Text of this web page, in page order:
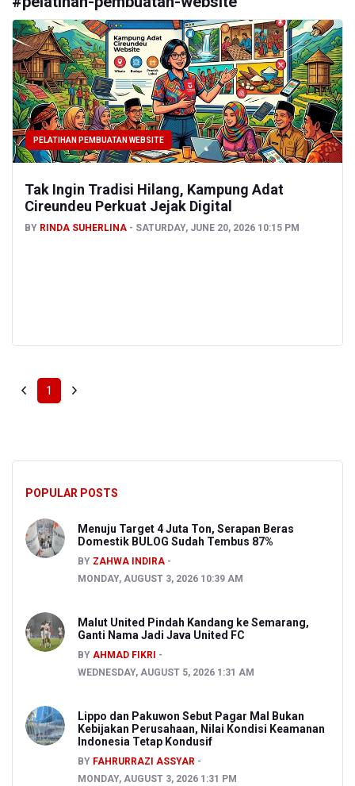
PELATIHAN PEMBUATAN WEBSITE
Tak Ingin Tradisi Hilang, Kampung Adat
Cireundeu Perkuat Jejak Digital
BY RINDA SUHERLINA SATURDAY, JUNE 20, 2026 10:15 PM
1
POPULAR POSTS
Menuju Target 4 Juta Ton, Serapan Beras
Domestik BULOG Sudah Tembus 87%
BY ZAHWA INDIRA
MONDAY, AUGUST 3, 2026 10:39 AM
Malut United Pindah Kandang ke Semarang,
Ganti Nama Jadi Java United FC
BY AHMAD FIKRI
WEDNESDAY, AUGUST 5, 2026 1:31 AM
Lippo dan Pakuwon Sebut Pagar Mal Bukan
Kebijakan Perusahaan, Nilai Kondisi Keamanan
Indonesia Tetap Kondusif
BY FAHRURRAZI ASSYAR
MONDAY, AUGUST 3, 2026 1:31 PM